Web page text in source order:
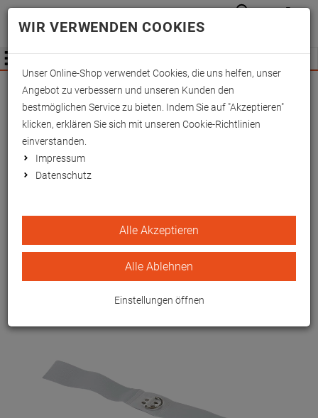
Wichtige Änderung für Fachhändler zum
01.09.2026 -Mehr Informationen hier
Anmelden
Menü
OP-Fix-Band 40x5 cm
WIR VERWENDEN COOKIES
Unser Online-Shop verwendet Cookies, die uns helfen, unser
Angebot zu verbessern und unseren Kunden den
bestmöglichen Service zu bieten. Indem Sie auf "Akzeptieren"
klicken, erklären Sie sich mit unseren Cookie-Richtlinien
einverstanden.
Impressum
Datenschutz
Alle Akzeptieren
Alle Ablehnen
Einstellungen öffnen